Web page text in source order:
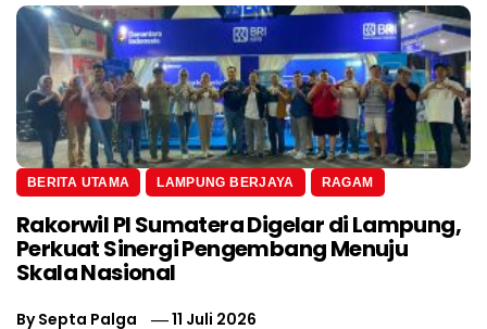
BERITA UTAMA LAMPUNG BERJAYA RAGAM
Rakorwil PI Sumatera Digelar di Lampung,
Perkuat Sinergi Pengembang Menuju
Skala Nasional
BySepta Palga 11 Juli 2026